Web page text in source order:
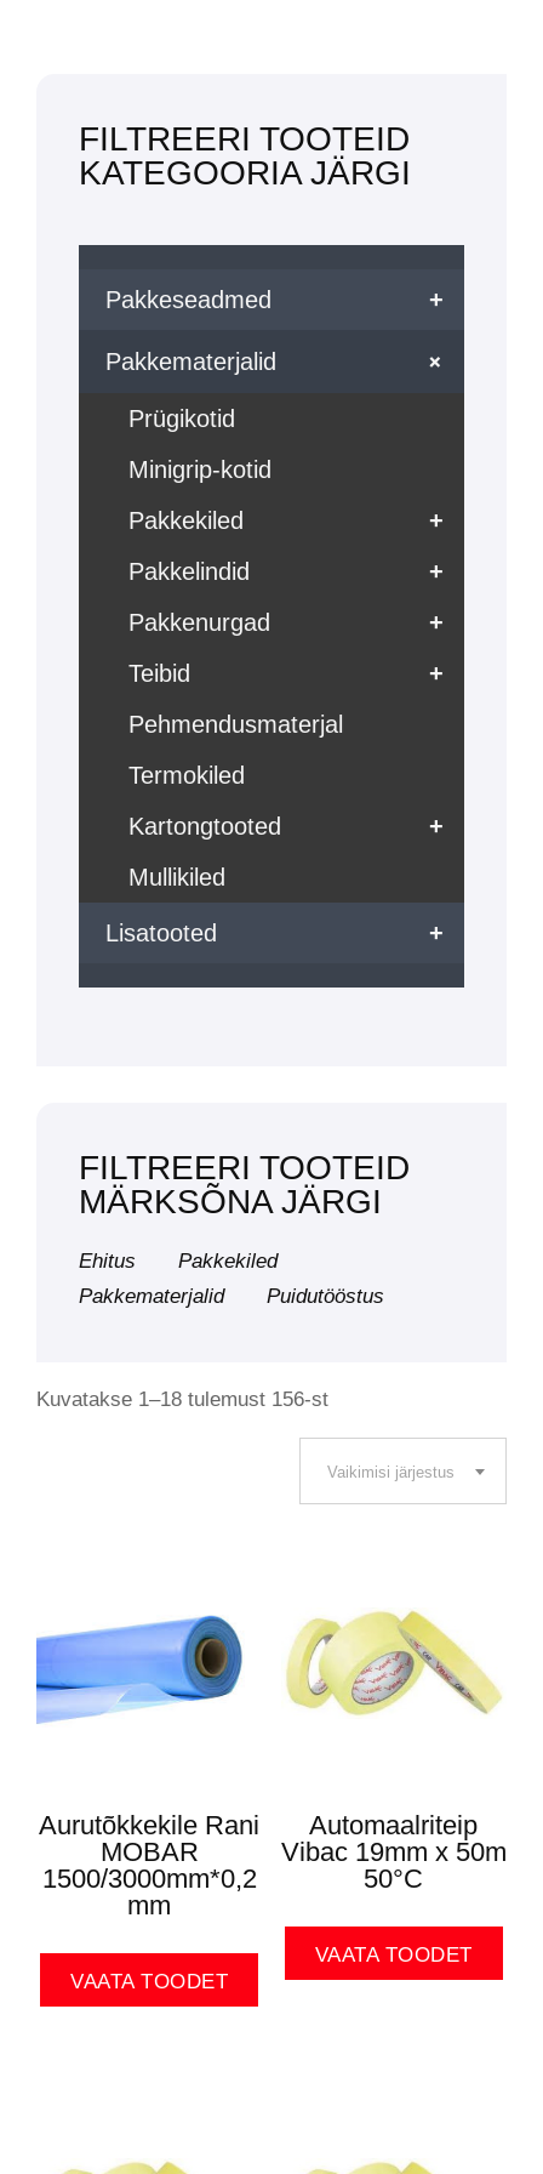
Kuvatakse 1–18 tulemust 156-st
Vaikimisi järjestus
Aurutõkkekile Rani
MOBAR
1500/3000mm*0,2
mm
VAATA TOODET
Automaalriteip
Vibac 19mm x 50m
50°C
VAATA TOODET
FILTREERI TOOTEID
KATEGOORIA JÄRGI
+
Pakkeseadmed
+
Pakkematerjalid
Prügikotid
Minigrip-kotid
+
Pakkekiled
+
Pakkelindid
+
Pakkenurgad
+
Teibid
Pehmendusmaterjal
Termokiled
+
Kartongtooted
Mullikiled
+
Lisatooted
FILTREERI TOOTEID
MÄRKSÕNA JÄRGI
Ehitus
Pakkekiled
Pakkematerjalid
Puidutööstus